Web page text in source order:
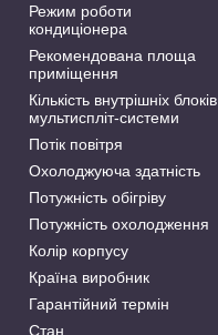
Режим роботи
кондиціонера
Рекомендована площа
приміщення
Кількість внутрішніх блоків
мультиспліт-системи
Потік повітря
Охолоджуюча здатність
Потужність обігріву
Потужність охолодження
Колір корпусу
Країна виробник
Гарантійний термін
Стан